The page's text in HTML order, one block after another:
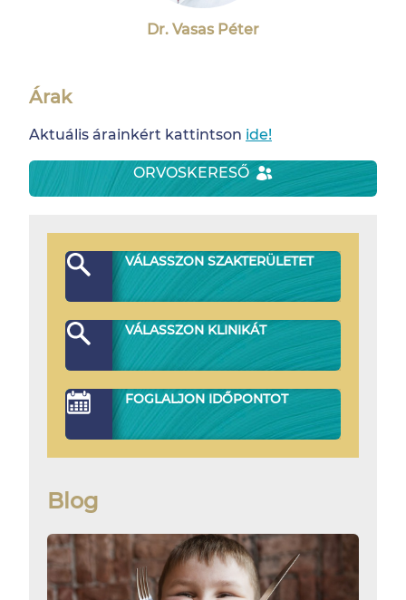
Dr. Vasas Péter
Árak
Aktuális árainkért kattintson ide!
ORVOSKERESŐ
VÁLASSZON SZAKTERÜLETET
VÁLASSZON KLINIKÁT
FOGLALJON IDŐPONTOT
Blog